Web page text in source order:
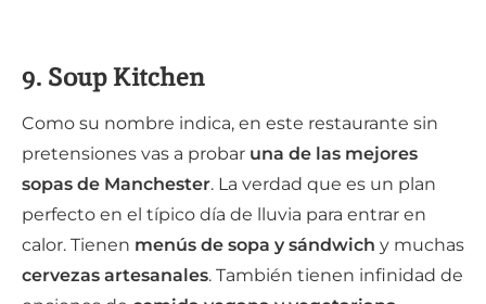
9. Soup Kitchen
Como su nombre indica, en este restaurante sin
pretensiones vas a probar una de las mejores
sopas de Manchester. La verdad que es un plan
perfecto en el típico día de lluvia para entrar en
calor. Tienen menús de sopa y sándwich y muchas
cervezas artesanales. También tienen infinidad de